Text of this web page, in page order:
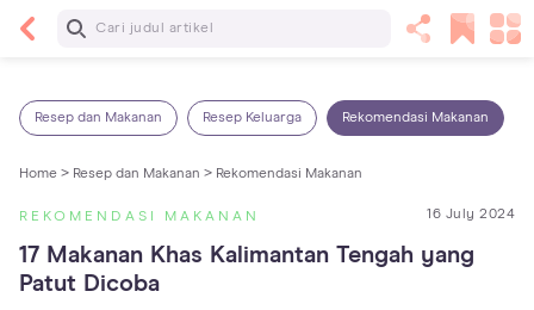
Baca Selanjutnya
Resep dan Makanan Resep Keluarga Rekomendasi Makanan
Home > Resep dan Makanan > Rekomendasi Makanan
REKOMENDASI MAKANAN 16 July 2024
17 Makanan Khas Kalimantan Tengah yang
Patut Dicoba